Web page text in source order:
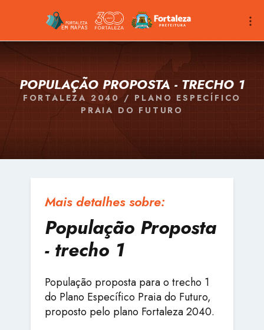
POPULAÇÃO PROPOSTA - TRECHO 1
FORTALEZA 2040 / PLANO ESPECÍFICO
PRAIA DO FUTURO
Mais detalhes sobre:
População Proposta
- trecho 1
População proposta para o trecho 1
do Plano Específico Praia do Futuro,
proposto pelo plano Fortaleza 2040.